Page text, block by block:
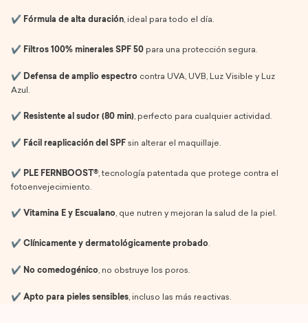
✔️ Fórmula de alta duración, ideal para todo el día.
✔️ Filtros 100% minerales SPF 50 para una protección segura.
✔️ Defensa de amplio espectro contra UVA, UVB, Luz Visible y Luz
Azul.
✔️ Resistente al sudor (80 min), perfecto para cualquier actividad.
✔️ Fácil reaplicación del SPFsin alterar el maquillaje.
✔️ PLE FERNBOOST®, tecnología patentada que protege contra el
fotoenvejecimiento.
✔️ Vitamina E y Escualano, que nutren y mejoran la salud de la piel.
✔️ Clínicamente y dermatológicamente probado.
✔️ No comedogénico, no obstruye los poros.
✔️ Apto para pieles sensibles, incluso las más reactivas.